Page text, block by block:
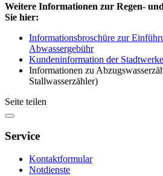
Weitere Informationen zur Regen-
Sie hier:
Informationsbroschüre zur
Abwassergebühr
Kundeninformation der
Informationen zu
Stallwasserzähler)
Seite teilen
Service
Kontaktformular
Notdienste